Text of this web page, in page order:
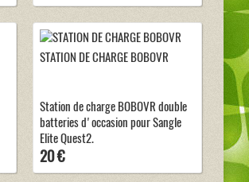
STATION DE CHARGE BOBOVR
Station de charge BOBOVR double
batteries d'occasion pour Sangle
Elite Quest2.
20 €